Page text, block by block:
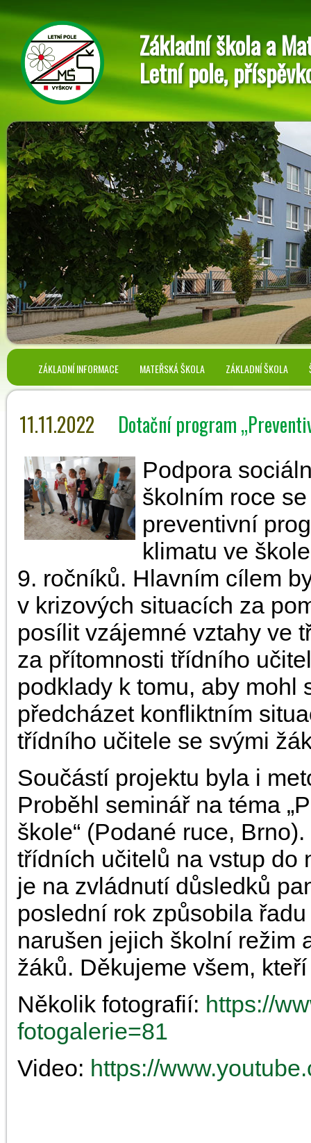
Základní škola a
Letní pole,
ZÁKLADNÍ INFORMACE MATEŘSKÁ ŠKOLA ZÁKLADNÍ ŠKOLA
11.11.2022 Dotační program
Podpora
školním roce
preventivní
klimatu ve
9. ročníků. Hlavním cílem
v krizových situacích za
posílit vzájemné vztahy ve
za přítomnosti třídního
podklady k tomu, aby mohl
předcházet konfliktním
třídního učitele se svými
Součástí projektu byla i
Proběhl seminář na téma
škole“ (Podané ruce,
třídních učitelů na vstup do
je na zvládnutí důsledků
poslední rok způsobila
narušen jejich školní režim
žáků. Děkujeme všem,
Několik fotografií: https://
fotogalerie=81
Video: https://